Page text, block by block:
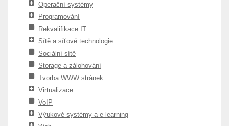
Operační systémy
Programování
Rekvalifikace IT
Sítě a síťové technologie
Sociální sítě
Storage a zálohování
Tvorba WWW stránek
Virtualizace
VoIP
Výukové systémy a e-learning